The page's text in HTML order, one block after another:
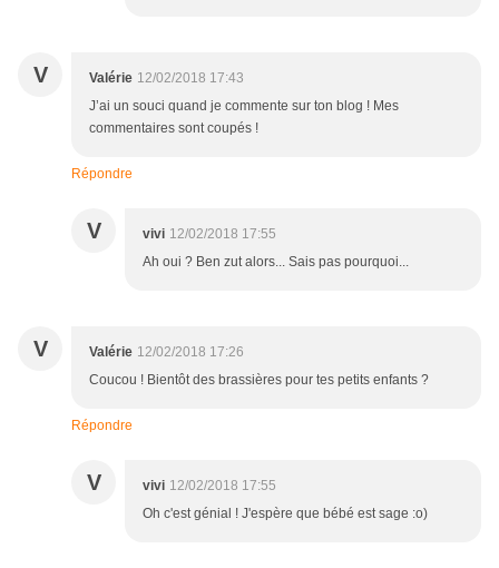
V Valérie 12/02/2018 17:43
J’ai un souci quand je commente sur ton blog ! Mes
commentaires sont coupés !
Répondre
V vivi 12/02/2018 17:55
Ah oui ? Ben zut alors... Sais pas pourquoi...
V Valérie 12/02/2018 17:26
Coucou ! Bientôt des brassières pour tes petits enfants ?
Répondre
V vivi 12/02/2018 17:55
Oh c'est génial ! J'espère que bébé est sage :o)